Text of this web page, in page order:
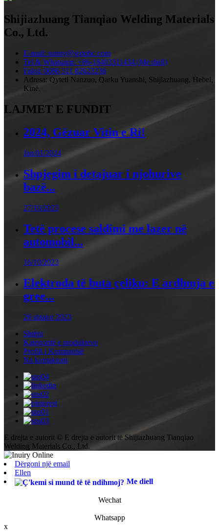
Shijiazhuang Tianqiao Welding Materials
Co., Ltd.
E-mail: sunny@sjztqhc.com
Tel & Whatsapp: +86-18403311434 (Me diell)
Faksi: 0086 311 82623236
Adresa: Qyteti Nanzuo, Qarku Yuanshi, Shijiazhuang, Hebei,
Kinë.
LAJMET E FUNDIT
2024, Gëzuar Vitin e Ri!
Jan/01/2024
Shpjegim i detajuar i njohurive
bazë...
27/10/2023
Tetë procese saldimi me lazer në
automobil...
16/10/2023
Elektroda të buta çeliku: E ardhmja e
gree...
26 shtator 2023
Shtëpi
Kategoritë e produkteve
Profili i Kompanisë
Na kontaktoni
E drejta e autorit © E drejta e autorit të Shijiazhuang Tianqiao
Welding Materials Co., Ltd.
Dërgoni një email
Ellen
Me diell
Wechat
Whatsapp
x